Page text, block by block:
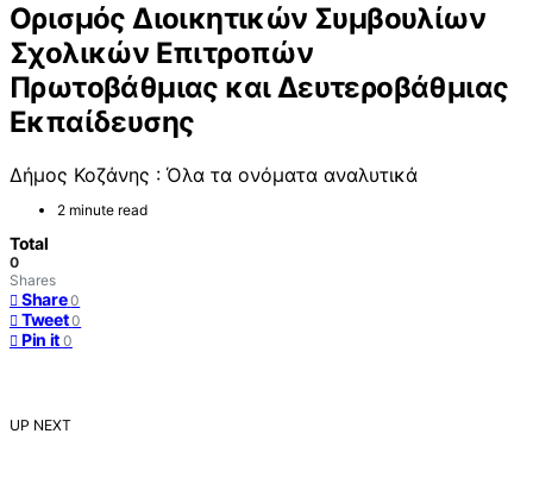
Ορισμός Διοικητικών Συμβουλίων
Σχολικών Επιτροπών
Πρωτοβάθμιας και Δευτεροβάθμιας
Εκπαίδευσης
Δήμος Κοζάνης : Όλα τα ονόματα αναλυτικά
2 minute read
Total
0
Shares
Share 0
Tweet 0
Pin it 0
UP NEXT